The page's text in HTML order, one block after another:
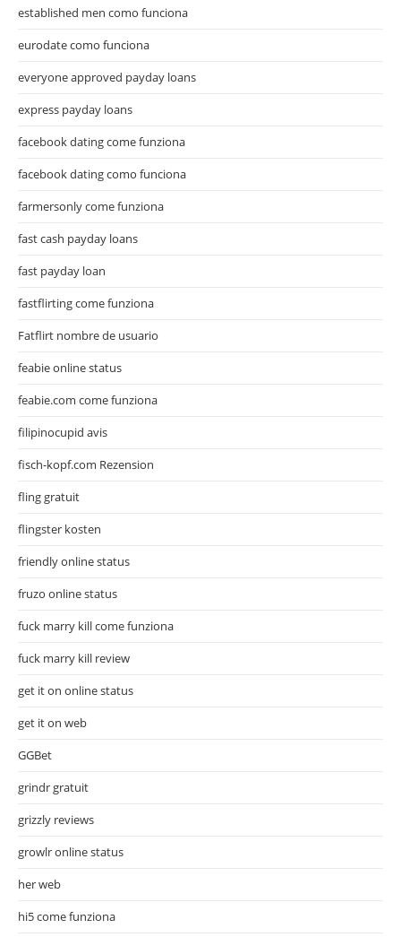
established men como funciona
eurodate como funciona
everyone approved payday loans
express payday loans
facebook dating come funziona
facebook dating como funciona
farmersonly come funziona
fast cash payday loans
fast payday loan
fastflirting come funziona
Fatflirt nombre de usuario
feabie online status
feabie.com come funziona
filipinocupid avis
fisch-kopf.com Rezension
fling gratuit
flingster kosten
friendly online status
fruzo online status
fuck marry kill come funziona
fuck marry kill review
get it on online status
get it on web
GGBet
grindr gratuit
grizzly reviews
growlr online status
her web
hi5 come funziona